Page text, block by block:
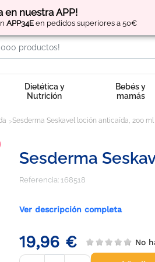
en nuestra APP!
APP34E en pedidos superiores a 50€
Regístratey obtén
Dietética y
Nutrición
Bebés y
mamás
Sesderma Seskavel loción anticaída, 200 ml
Sesderma
Referencia: 168518
Ver descripción completa
19,96 € No